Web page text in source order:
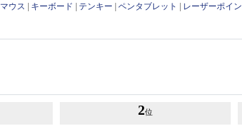
マウス キーボード テンキー |ペンタブレット レーザーポイ
2位